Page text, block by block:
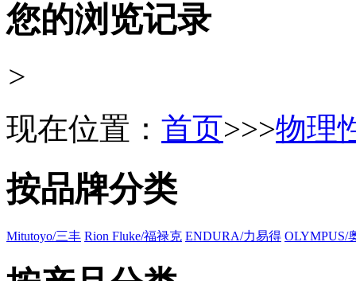
您的浏览记录
>
现在位置： 首页>>>物理
按品牌分类
Mitutoyo/三丰 Rion Fluke/福禄克 ENDURA/力易得 OLYMPUS/